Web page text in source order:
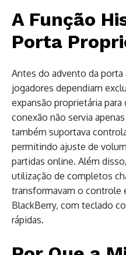
A Função
Porta
Antes do advento da porta
jogadores dependiam
expansão proprietária
conexão não servia
também suportava
permitindo ajuste de
partidas online. Além
utilização de completos
transformavam o controle
BlackBerry, com teclado
rápidas.